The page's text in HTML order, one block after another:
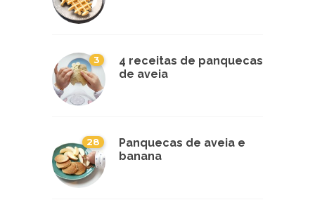
3
4 receitas de panquecas
de aveia
28
Panquecas de aveia e
banana